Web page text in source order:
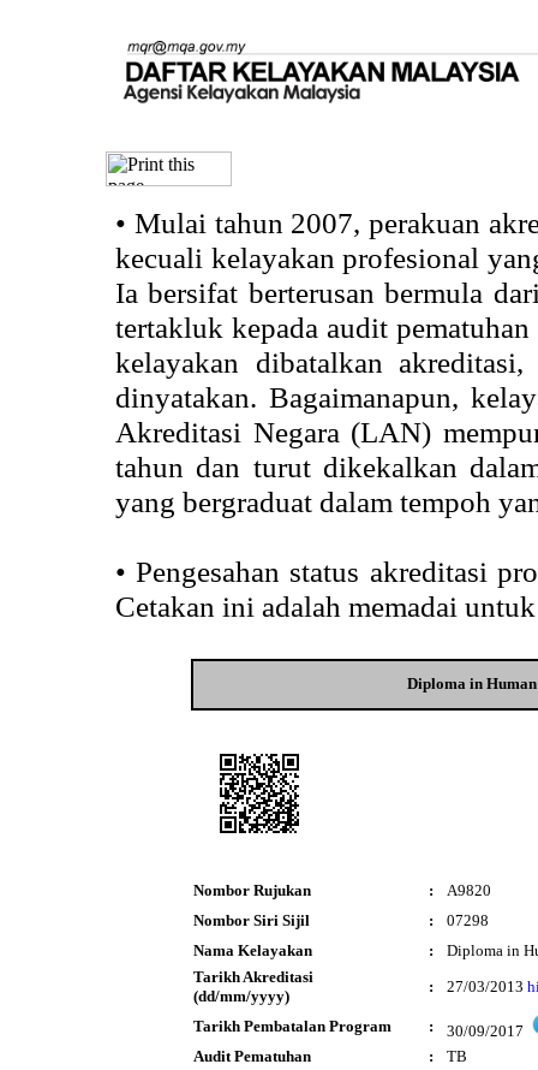
• Mulai tahun 2007, perakuan
kecuali kelayakan profesional
Ia bersifat berterusan bermula
tertakluk kepada audit
kelayakan dibatalkan
dinyatakan. Bagaimanapun,
Akreditasi Negara (LAN)
tahun dan turut dikekalkan
yang bergraduat dalam tempoh
• Pengesahan status akreditasi
Cetakan ini adalah memadai
Diploma in
Nombor Rujukan :
A9820
Nombor Siri Sijil
:
07298
Nama Kelayakan
:
Diploma in
Tarikh Akreditasi
(dd/mm/yyyy)
: 27/03/2013
Tarikh Pembatalan Program :
30/09/2017
Audit Pematuhan
:
TB